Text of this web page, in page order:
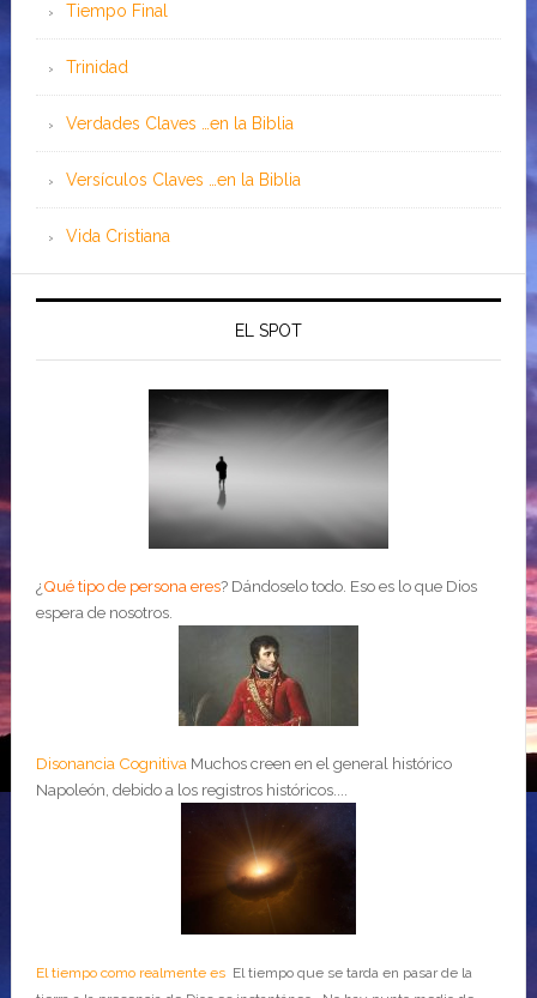
Tiempo Final
Trinidad
Verdades Claves …en la Biblia
Versículos Claves …en la Biblia
Vida Cristiana
EL SPOT
¿Qué tipo de persona eres? Dándoselo todo. Eso es lo que Dios
espera de nosotros.
Disonancia Cognitiva Muchos creen en el general histórico
Napoleón, debido a los registros históricos....
El tiempo como realmente esEl tiempo que se tarda en pasar de la